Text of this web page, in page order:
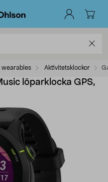
wearables Aktivitetsklockor
löparklocka GPS,